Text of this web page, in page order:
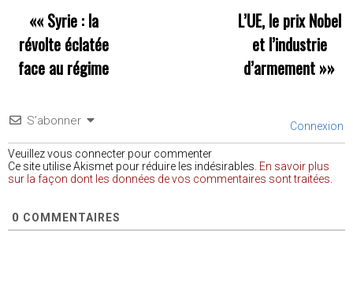
«« Syrie : la
révolte éclatée
face au régime
L’UE, le prix Nobel
et l’industrie
d’armement »»
S’abonner Connexion
Veuillez vous connecter pour commenter
Ce site utilise Akismet pour réduire les indésirables. En savoir plus
sur la façon dont les données de vos commentaires sont traitées
0 COMMENTAIRES